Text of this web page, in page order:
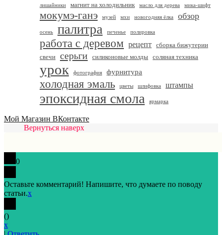
лишайники
магнит на холодильник масло для дерева мика-шифт
мокумэ-ганэ музей мхи новогодняя ёлка обзор
осень палитра печенье полировка
работа с деревом рецепт сборка бижутерии
свечи серьги силиконовые молды соляная техника
урок фотография фурнитура
холодная эмаль цветы шлифовка штампы
эпоксидная смола ярмарка
Мой Магазин ВКонтакте
Вернуться наверх
0
Оставьте комментарий! Напишите, что думаете по поводу
статьи.x
()
x